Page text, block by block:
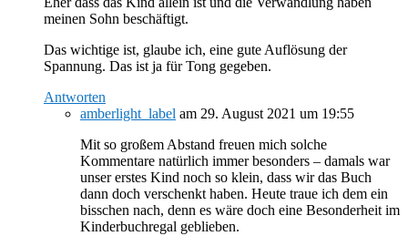
meinen Sohn beschäftigt.
Das wichtige ist, glaube ich, eine gute Auflösung der
Spannung. Das ist ja für Tong gegeben.
Antworten
amberlight_label am 29. August 2021 um 19:55
Mit so großem Abstand freuen mich solche
Kommentare natürlich immer besonders – damals war
unser erstes Kind noch so klein, dass wir das Buch
dann doch verschenkt haben. Heute traue ich dem ein
bisschen nach, denn es wäre doch eine Besonderheit im
Kinderbuchregal geblieben.